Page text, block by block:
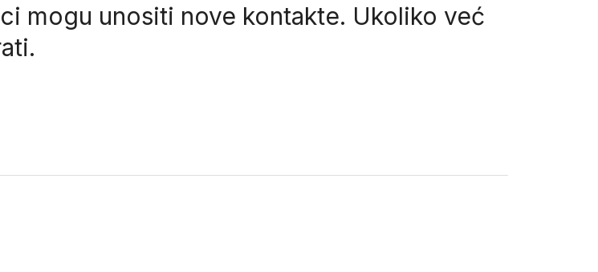
mogu unositi nove kontakte. Ukoliko već
.